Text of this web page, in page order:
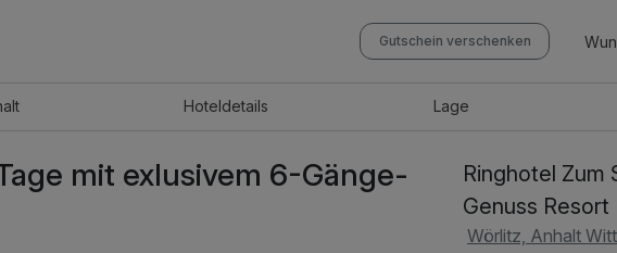
Gutschein verschenken
Hoteldetails Lage
mit exlusivem 6-Gänge-
Ringhotel Zum
Genuss Resort
Wörlitz, Anhalt